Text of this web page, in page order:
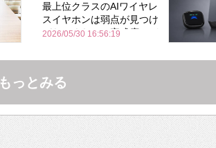
最上位クラスのAIワイヤレ
スイヤホンは弱点が見つけ
づらいくらいの完成度にび
Bose並み
2026/05/30 16:56:19
もっとみる